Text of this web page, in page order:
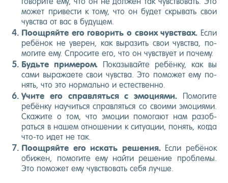
мо­жет при­вес­ти к то­му, что он бу­дет скры­вать свои
чувс­тва от вас в бу­дущем.
По­ощ­ряй­те его го­ворить о сво­их чувс­твах. Ес­ли
ре­бёнок не уве­рен, как вы­разить свои чувс­тва, по­
моги­те ему. Спро­сите его, что он чувс­тву­ет и по­чему.
Будь­те при­мером. По­казы­вай­те ре­бён­ку, как вы
са­ми вы­ража­ете свои чувс­тва. Это по­может ему по­
нять, что это нор­маль­но и ес­тес­твен­но.
Учи­те его справ­лять­ся с эмо­ци­ями.По­моги­те
ре­бён­ку на­учить­ся справ­лять­ся со сво­ими эмо­ци­ями.
Ска­жите о том, что эмо­ции по­мога­ют нам ра­зоб­
рать­ся в на­шем от­но­шении к си­ту­ации, по­нять, ког­да
что-то идет не так.
По­ощ­ряй­те его ис­кать ре­шения.Ес­ли ре­бёнок
оби­жен, по­моги­те ему най­ти ре­шение проб­ле­мы.
Это по­может ему чувс­тво­вать се­бя луч­ше.